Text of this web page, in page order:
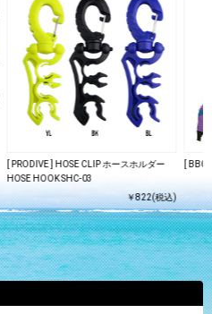
[ PRODIVE ] HOSE CLIP ホースホルダー
HOSE HOOK SHC-03
￥822(税込)
[